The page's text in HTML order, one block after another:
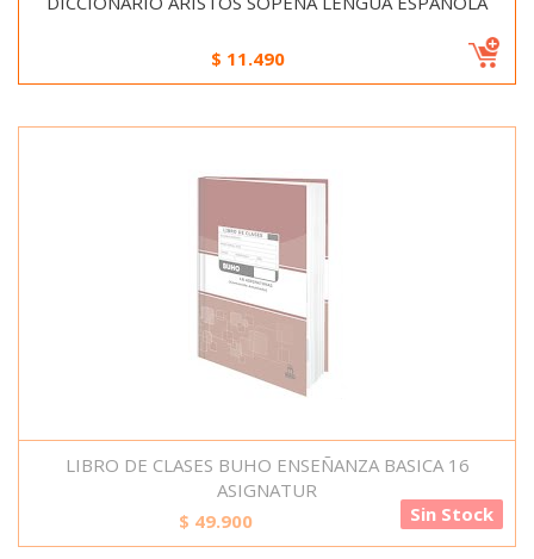
$ 11.490
LIBRO DE CLASES BUHO ENSEÑANZA BASICA 16
ASIGNATUR
$ 49.900 Sin Stock